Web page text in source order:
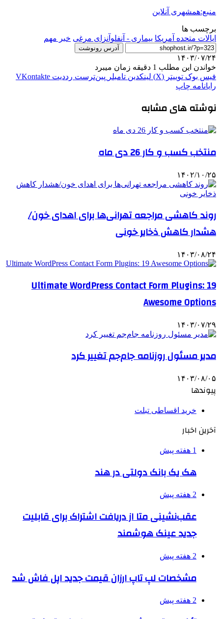
منبع:همشهری آنلاین
برچسب ها
ایالات متحده آمریکا بیماری - آنفلوآنزای مرغی خبر مهم
آدرس رونوشت
۱۴۰۳/۰۷/۲۴
خواندن این مطلب 1 دقیقه زمان میبرد
فیس بوک توییتر (X) لینکدین ‫تامبلر ‫پین‌ترست ‫رددیت ‫VKontakte
رایانامه چاپ
نوشته های مشابه
منتخب کسب و کار 26 دی ماه
۱۴۰۲/۱۰/۲۵
روند کاهشی مراجعه تهرانی‌ها برای اهدای خون/
هشدار کاهش ذخایر خونی
۱۴۰۳/۰۸/۲۴
Ultimate WordPress Contact Form Plugins: 19
Awesome Options
۱۴۰۳/۰۷/۲۹
مدیر مسئول روزنامه جام‌جم تغییر کرد
۱۴۰۳/۰۸/۰۵
پیوندها
خرید اقساطی تبلت
آخرین اخبار
1 هفته پیش
هک یک بانک دولتی در هند
2 هفته پیش
عقب‌نشینی متا از دریافت اشتراک برای قابلیت
جدید عینک هوشمند
2 هفته پیش
مشخصات لپ تاپ ارزان قیمت جدید اپل فاش شد
2 هفته پیش